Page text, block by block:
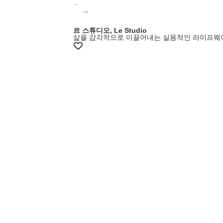
르 스튜디오, Le Studio
삶을 감각적으로 이끌어내는 실용적인 라이프웨